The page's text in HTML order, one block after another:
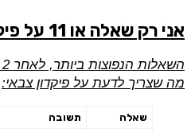
אני רק שאלה או 11 על פיקדון צבאי
מה שצריך לדעת על פיקדון צבאי:
שאלה
תשובה